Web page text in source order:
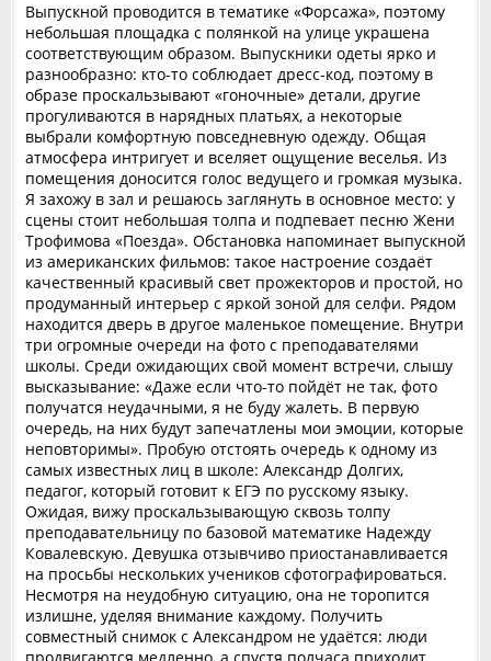
Выпускной проводится в тематике «Форсажа», поэтому
небольшая площадка с полянкой на улице украшена
соответствующим образом. Выпускники одеты ярко и
разнообразно: кто-то соблюдает дресс-код, поэтому в
образе проскальзывают «гоночные» детали, другие
прогуливаются в нарядных платьях, а некоторые
выбрали комфортную повседневную одежду. Общая
атмосфера интригует и вселяет ощущение веселья. Из
помещения доносится голос ведущего и громкая музыка.
Я захожу в зал и решаюсь заглянуть в основное место: у
сцены стоит небольшая толпа и подпевает песню Жени
Трофимова «Поезда». Обстановка напоминает выпускной
из американских фильмов: такое настроение создаёт
качественный красивый свет прожекторов и простой, но
продуманный интерьер с яркой зоной для селфи. Рядом
находится дверь в другое маленькое помещение. Внутри
три огромные очереди на фото с преподавателями
школы. Среди ожидающих свой момент встречи, слышу
высказывание: «Даже если что-то пойдёт не так, фото
получатся неудачными, я не буду жалеть. В первую
очередь, на них будут запечатлены мои эмоции, которые
неповторимы». Пробую отстоять очередь к одному из
самых известных лиц в школе: Александр Долгих,
педагог, который готовит к ЕГЭ по русскому языку.
Ожидая, вижу проскальзывающую сквозь толпу
преподавательницу по базовой математике Надежду
Ковалевскую. Девушка отзывчиво приостанавливается
на просьбы нескольких учеников сфотографироваться.
Несмотря на неудобную ситуацию, она не торопится
излишне, уделяя внимание каждому. Получить
совместный снимок с Александром не удаётся: люди